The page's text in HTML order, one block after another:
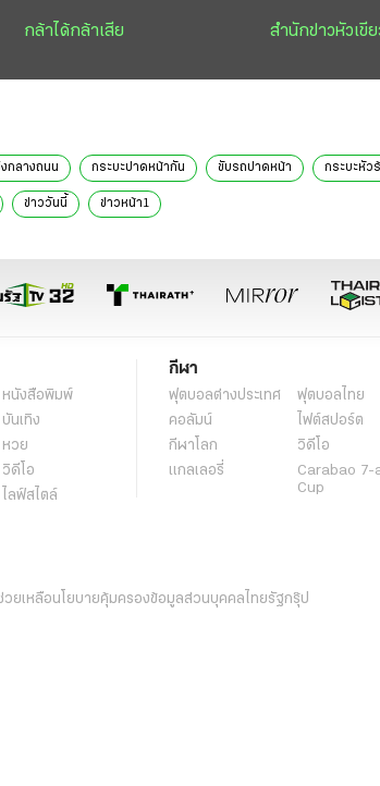
กล้าได้กล้าเสีย สำนักข่าวหัวเขีย
กลางถนน กระบะปาดหน้ากัน ขับรถปาดหน้า กระบะหัว
ข่าววันนี้ ข่าวหน้า1
หนังสือพิมพ์
บันเทิง
หวย
วิดีโอ
ไลฟ์สไตล์
กีฬา
ฟุตบอลต่่างประเทศ
ฟุตบอลไทย
คอลัมน์
ไฟต์สปอร์ต
กีฬาโลก
วิดีโอ
แกลเลอรี่
Carabao 7-
Cup
วยเหลือนโยบายคุ้มครองข้อมูลส่วนบุคคลไทยรัฐกรุ๊ป